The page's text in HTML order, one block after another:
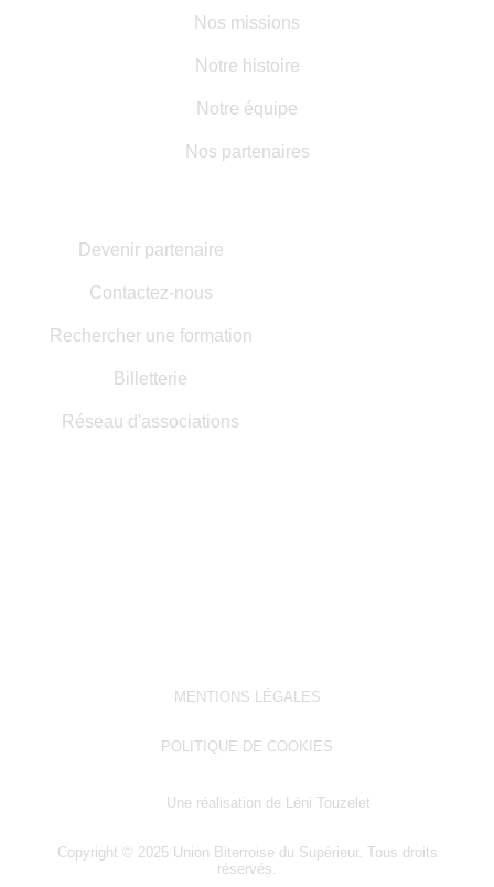
Nos missions
Notre histoire
Notre équipe
Nos partenaires
Devenir partenaire
Contactez-nous
Rechercher une formation
Billetterie
Réseau d'associations
MENTIONS LÉGALES
POLITIQUE DE COOKIES
Une réalisation de Léni Touzelet
Copyright © 2025 Union Biterroise du Supérieur. Tous droits
réservés.